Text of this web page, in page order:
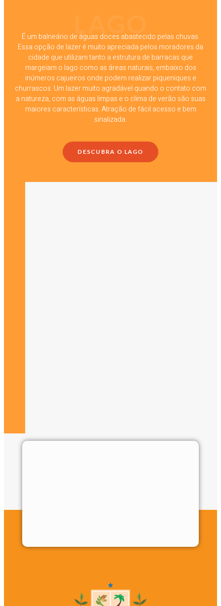
É um balneário de águas doces abastecido pelas chuvas.
Essa opção de lazer é muito apreciada pelos moradores da
cidade que utilizam tanto a estrutura de barracas que
margeiam o lago como as áreas naturais, embaixo dos
inúmeros cajueiros onde podem realizar piqueniques e
churrascos. Um lazer muito agradável quando o contato com
a natureza, com as águas limpas e o clima de verão são suas
maiores características. Atração de fácil acesso e bem
sinalizada.
DESCUBRA O LAGO